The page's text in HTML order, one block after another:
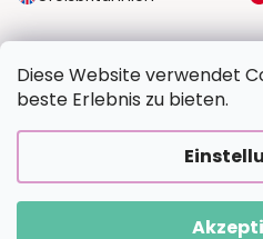
Diese Website verwendet
beste Erlebnis zu bieten.
SICHERE ZAHLUNGSOPTIONEN